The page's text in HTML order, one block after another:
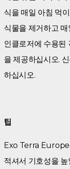
식을 매일 아침 먹
식물을 제거하고
인클로저에 수용된
을 제공하십시오.
하십시오.
팁
Exo Terra
적셔서 기호성을